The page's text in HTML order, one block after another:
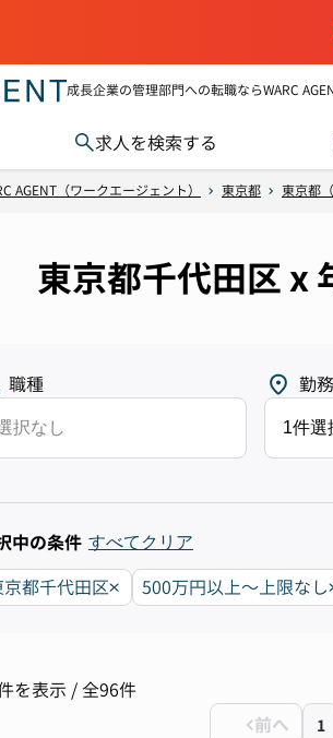
成長企業の管理部門への転職ならWARC
求人を検索する
AGENT（ワークエージェント） 東京都 東京都
東京都千代田区 x
職種
択なし
勤
1件選
中の条件 すべてクリア
京都千代田区 500万円以上〜上限なし
を表示 / 全96件
前へ
1